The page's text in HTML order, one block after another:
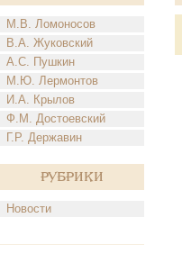
М.В. Ломоносов
В.А. Жуковский
А.С. Пушкин
М.Ю. Лермонтов
И.А. Крылов
Ф.М. Достоевский
Г.Р. Державин
Рубрики
Новости